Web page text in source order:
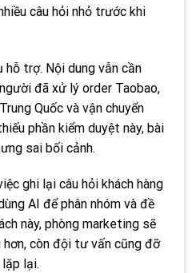
câu hỏi nhỏ trước khi
hỗ trợ. Nội dung vẫn cần
đã xử lý order Taobao,
Quốc và vận chuyển
phần kiểm duyệt này, bài
sai bối cảnh.
ghi lại câu hỏi khách hàng
AI để phân nhóm và đề
này, phòng marketing sẽ
hơn, còn đội tư vấn cũng đỡ
lại.